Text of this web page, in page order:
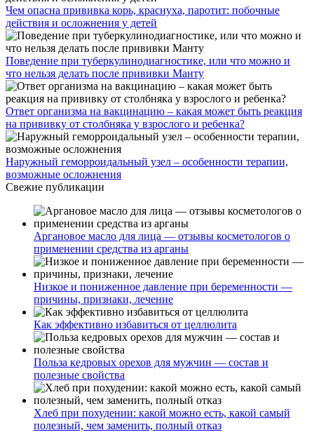
Чем опасна прививка корь, краснуха, паротит: побочные
действия и осложнения у детей
Поведение при туберкулинодиагностике, или что можно и
что нельзя делать после прививки Манту
Ответ организма на вакцинацию – какая может быть реакция
на прививку от столбняка у взрослого и ребенка?
Наружный геморроидальный узел – особенности терапии,
возможные осложнения
Свежие публикации
Аргановое масло для лица — отзывы косметологов о
применении средства из арганы
Низкое и пониженное давление при беременности —
причины, признаки, лечение
Как эффективно избавиться от целлюлита
Польза кедровых орехов для мужчин — состав и
полезные свойства
Хлеб при похудении: какой можно есть, какой самый
полезный, чем заменить, полный отказ